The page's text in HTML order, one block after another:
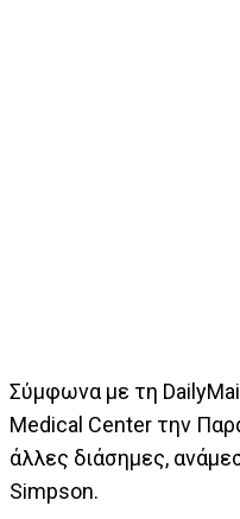
Σύμφωνα με τη
Medical Center την
άλλες διάσημες,
Simpson.